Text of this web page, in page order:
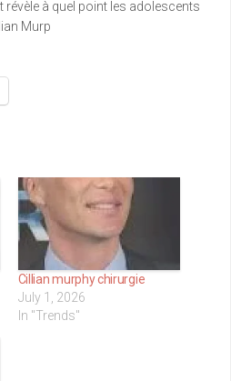
à quel point les adolescents
Murp
Cillian murphy chirurgie
July 1, 2026
In "Trends"